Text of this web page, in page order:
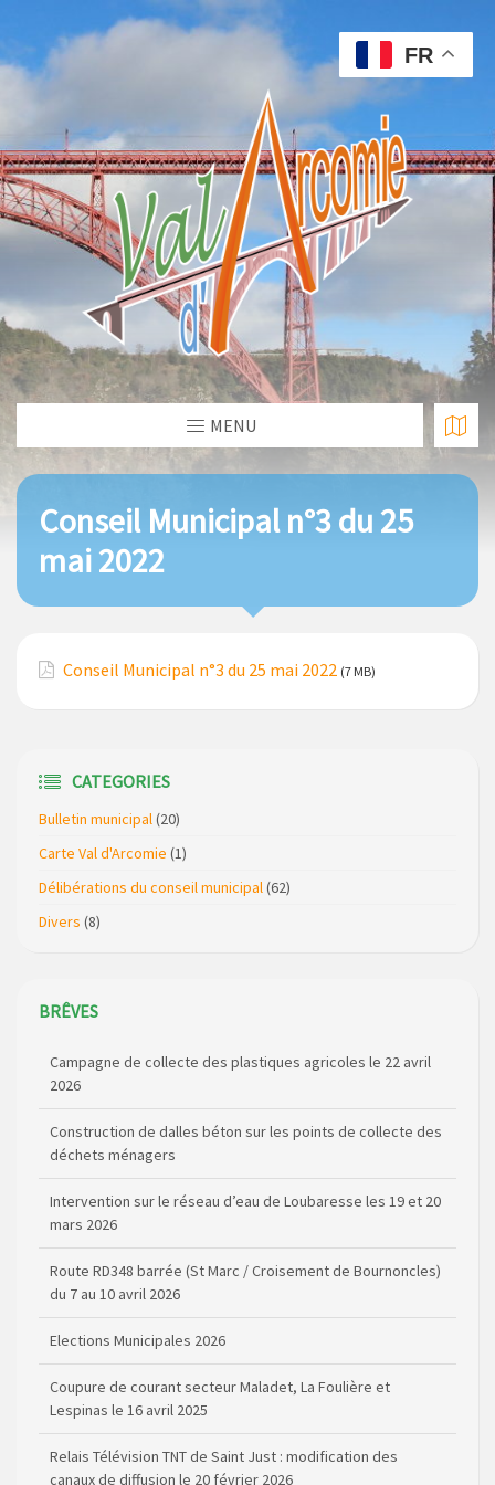
MENU
Conseil Municipal n°3 du 25
mai 2022
Conseil Municipal n°3 du 25 mai 2022 (7 MB)
CATEGORIES
Bulletin municipal(20)
Carte Val d'Arcomie (1)
Délibérations du conseil municipal(62)
Divers (8)
BRÊVES
Campagne de collecte des plastiques agricoles le 22 avril
2026
Construction de dalles béton sur les points de collecte des
déchets ménagers
Intervention sur le réseau d’eau de Loubaresse les 19 et 20
mars 2026
Route RD348 barrée (St Marc / Croisement de Bournoncles)
du 7 au 10 avril 2026
Elections Municipales 2026
Coupure de courant secteur Maladet, La Foulière et
Lespinas le 16 avril 2025
Relais Télévision TNT de Saint Just : modification des
canaux de diffusion le 20 février 2026
FR